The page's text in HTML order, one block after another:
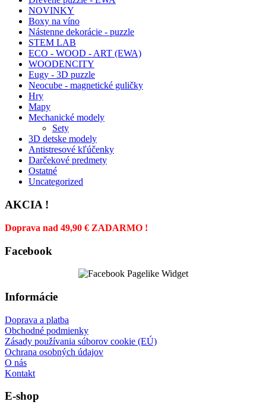
NOVINKY
Boxy na víno
Nástenne dekorácie - puzzle
STEM LAB
ECO - WOOD - ART (EWA)
WOODENCITY
Eugy - 3D puzzle
Neocube - magnetické guličky
Hry
Mapy
Mechanické modely
Sety
3D detske modely
Antistresové kľúčenky
Darčekové predmety
Ostatné
Uncategorized
AKCIA !
Doprava nad 49,90 € ZADARMO !
Facebook
Informácie
Doprava a platba
Obchodné podmienky
Zásady používania súborov cookie (EÚ)
Ochrana osobných údajov
O nás
Kontakt
E-shop